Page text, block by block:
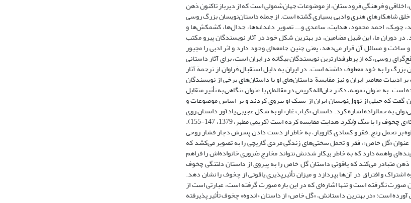
و فرهنگی فرودستان، از موضوعات جهان‌شمولی است که از دیرباز تاکنون ذهن
شاهکارهای هنری و ادبی بسیاری گشته است. از جمله داستان‌نویسان بزرگ روسی
چوبک، احمد محمود، هدایت، ساعدی و... تصویر دغدغه‌ها، جدال‌ها، کشمکش‌ها و
دوران ما، این قبیل مضامین، در بهترین شکل خود در آثار نویسندگان پیرو مکتب
ساخت و مسائل آن قرار می‌دهد، یعنی چنین جامعه‌ای وجود دارد و اثر ادبی را مجبور
1381، 280). آنتوان چخوف، نویسندة واقع‌گرای روسی، که از پرطرفدارترین نویسندگان بیگانه در ایران است، برای آثار داستانی
بزرگ را به خود معطوف داشته است. در ایران به دلیل استقبال فراوان از ترجمة آثار
معاصر ایران و نیز مقایسة داستان‌های او با داستان‌های برخی از نویسندگان
عنوان نمونه، دکتر جان‌الله کریمی در مقاله‌ای با عنوان «نگاهی به تأثیر متقابل
گفت که خیلی از نوول‌نویسان ایران از سبک او پیروی کردند و بر اساس موضوعات و
به جمالزاده اشاره کرد. داستان «کباب غاز» او به شکل عجیبی یادآور داستان روی
سگ ولگرد هدایت مقایسه کرده است (کریمی مطهر، 1379، 147-155).
بر تحمل رنج ِ فقر و کسادی کاروبار، به خاطر از دست دادن پسرش دچار فشار روحی
«گل خاص»، فقر و تحمل سختی‌های زندگی مردی گاریچی را به تصویر می‌کشد که
واهمه دارد که به خاطر بیکار شدنش نتواند مخارج ضروری خانواده‌اش را فراهم
متبادر می‌کند که یاقوتی داستان گل خاص را به پیروی از داستان دلتنگی چخوف
و افتراق در آن‌ها بپردازد و میزان تأثیرپذیری یاقوتی از چخوف را نشان دهد.
نگرفته است و تنها اشاره‌ای که در این باره صورت گرفته است، عبارتی است از
است: «در بهترین داستانش، «گل خاص» از داستان «اندوه» چخوف تأثیر پذیرفته